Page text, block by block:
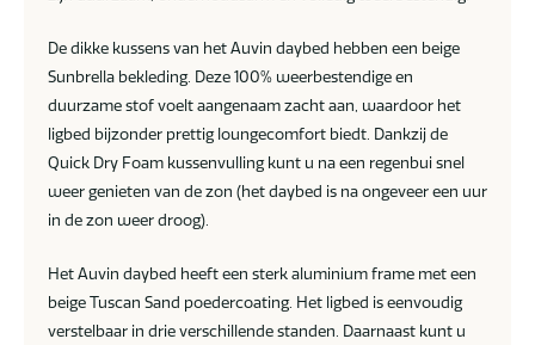
De dikke kussens van het Auvin daybed hebben een beige
Sunbrella bekleding. Deze 100% weerbestendige en
duurzame stof voelt aangenaam zacht aan, waardoor het
ligbed bijzonder prettig loungecomfort biedt. Dankzij de
Quick Dry Foam kussenvulling kunt u na een regenbui snel
weer genieten van de zon (het daybed is na ongeveer een uur
in de zon weer droog).
Het Auvin daybed heeft een sterk aluminium frame met een
beige Tuscan Sand poedercoating. Het ligbed is eenvoudig
verstelbaar in drie verschillende standen. Daarnaast kunt u